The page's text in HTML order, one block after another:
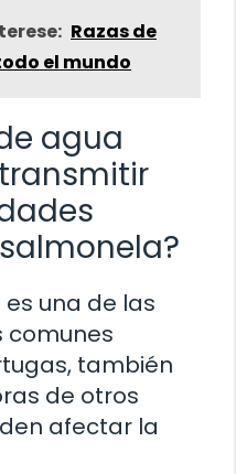
Razas de
el mundo
agua
una de las
también
de otros
afectar la